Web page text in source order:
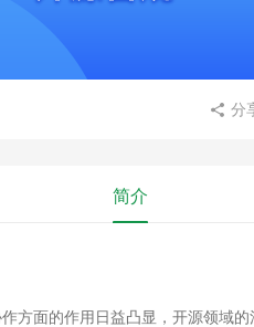
分
简介
方面的作用日益凸显，开源领域